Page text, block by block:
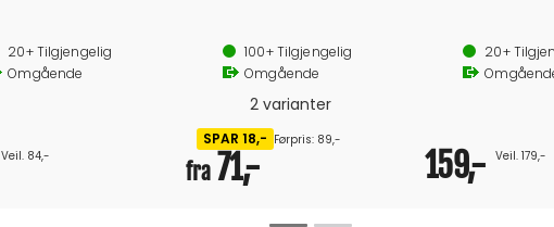
20+Tilgjengelig
Omgående
Veil. 84,-
Tett eller åpen bunn
100+Tilgjengelig
Omgående
2 varianter
fra 71,-
SPAR 18,- Førpris: 89,-
20+
159,- Veil. 179,-